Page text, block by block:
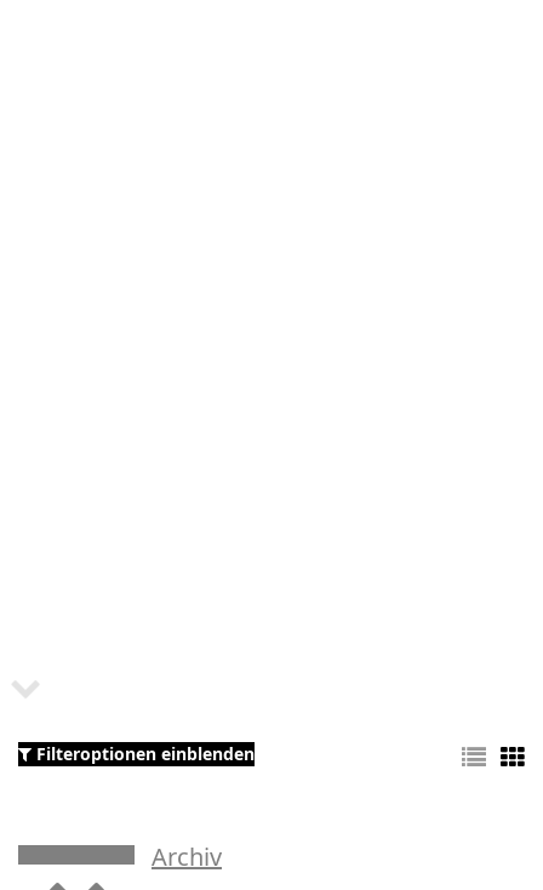
Filteroptionen einblenden
Archiv